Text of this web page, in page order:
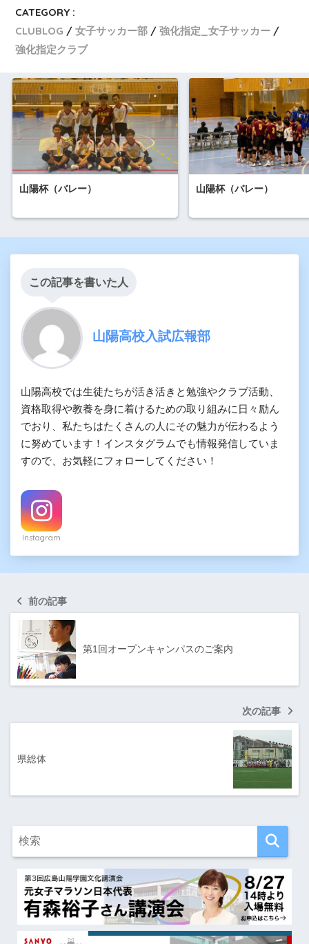
CATEGORY :
CLUBLOG
女子サッカー部
強化指定_女子サッカー
強化指定クラブ
山陽杯（バレー） 山陽杯（バレー）
この記事を書いた人
山陽高校入試広報部
山陽高校では生徒たちが活き活きと勉強やクラブ活動、
資格取得や教養を身に着けるための取り組みに日々励ん
でおり、私たちはたくさんの人にその魅力が伝わるよう
に努めています！インスタグラムでも情報発信していま
すので、お気軽にフォローしてください！
Instagram
前の記事
第1回オープンキャンパスのご案内
次の記事
県総体